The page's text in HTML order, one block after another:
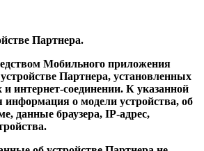
Партнера.
Мобильного приложения
Партнера, установленных
интернет-соединении. К указанной
информация о модели устройства, об
данные браузера, IP-адрес,